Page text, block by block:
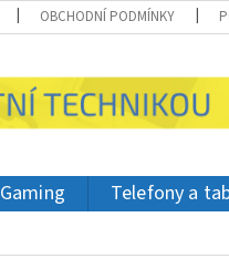
OBCHODNÍ PODMÍNKY
Gaming Telefony a